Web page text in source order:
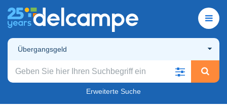
Übergangsgeld
Erweiterte Suche